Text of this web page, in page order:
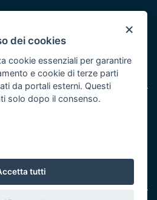
Puglia
del POR Puglia 2014/2020 -
×
dei cookies
cookie essenziali per garantire
e cookie di terze parti
da portali esterni. Questi
solo dopo il consenso.
tutti